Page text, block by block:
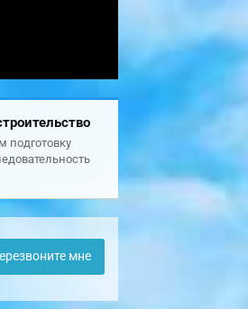
подготовку
мне